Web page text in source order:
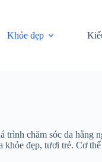
Khỏe đẹp
chăm sóc da
đẹp, tươi trẻ. Cơ